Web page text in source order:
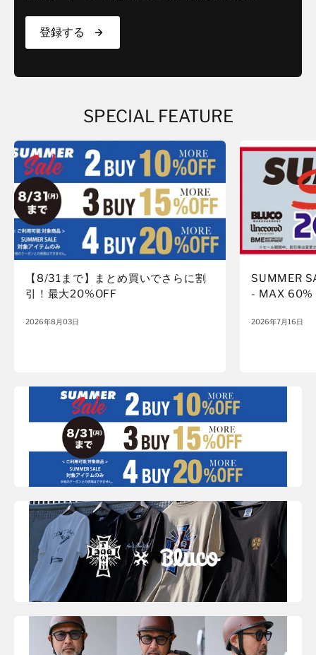
登録する
SPECIAL FEATURE
【8/31まで】まとめ買いでさらに割
引！最大20%OFF
2026年8月03日
SUMMER
- MAX 60%
2026年7月16日